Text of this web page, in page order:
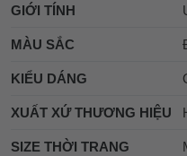
GIỚI TÍNH
MÀU SẮC
KIỂU DÁNG
XUẤT XỨ THƯƠNG HIỆU
SIZE THỜI TRANG